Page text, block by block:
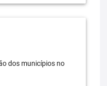
dos municípios no